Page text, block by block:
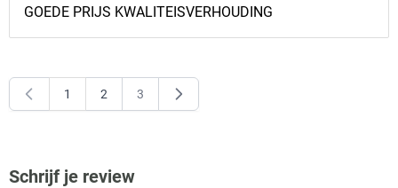
GOEDE PRIJS KWALITEISVERHOUDING
U lees momenteel pagina
1
Pagina
2
Pagina
3
Schrijf je review